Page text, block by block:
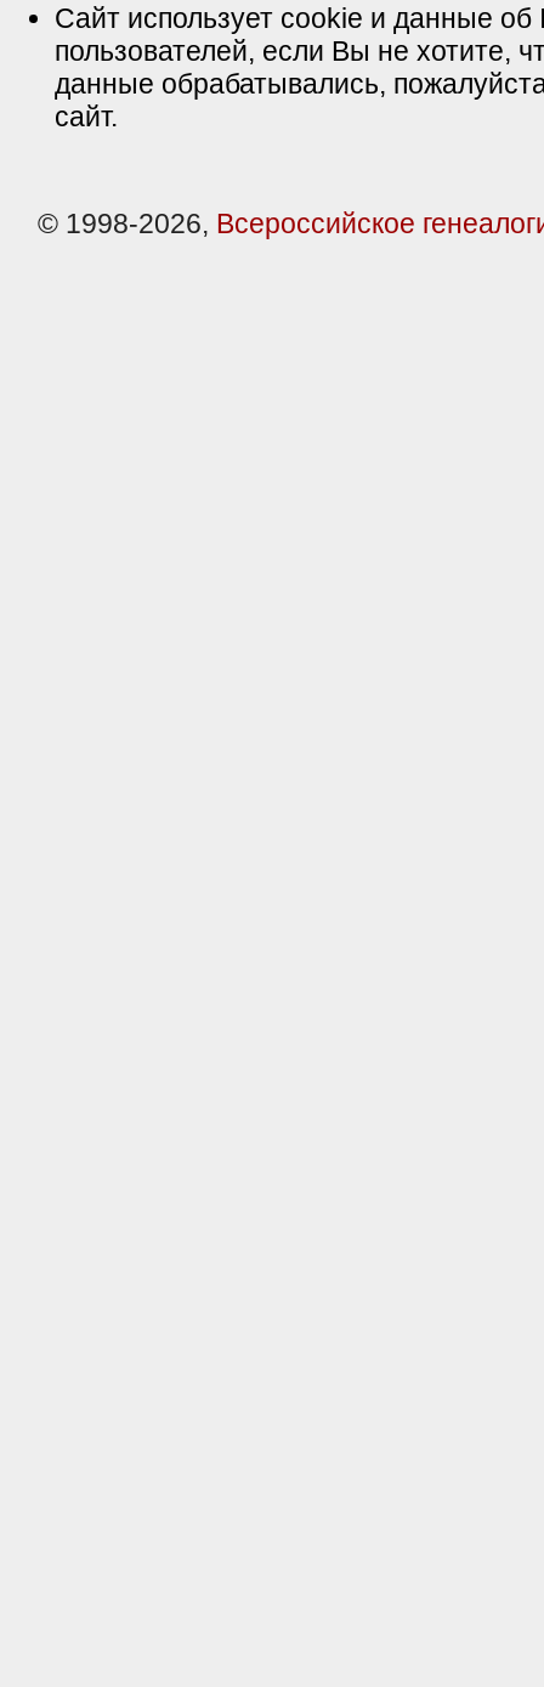
Сайт использует cookie и данные об
пользователей, если Вы не хотите,
данные обрабатывались,
сайт.
© 1998-2026, Всероссийское